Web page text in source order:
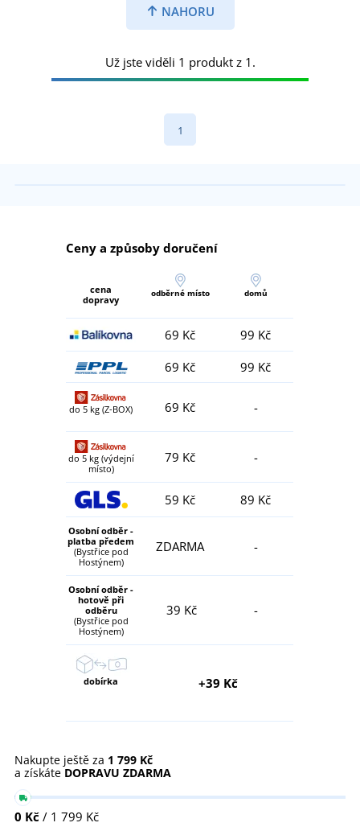
NAHORU
Už jste viděli 1 produkt z 1.
1
Ceny a způsoby doručení
cena
dopravy
odběrné místo domů
69 Kč
99 Kč
69 Kč
99 Kč
do 5 kg (Z-BOX) 69 Kč -
do 5 kg (výdejní
místo)
79 Kč -
59 Kč 89 Kč
Osobní odběr -
platba předem
(Bystřice pod
Hostýnem)
ZDARMA -
Osobní odběr -
hotově při
odběru
(Bystřice pod
Hostýnem)
39 Kč -
dobírka +39 Kč
Nakupte ještě za 1 799 Kč
a získáte DOPRAVU ZDARMA
0 Kč / 1 799 Kč